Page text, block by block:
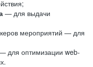
— для выдачи
мероприятий — для
для оптимизации web-